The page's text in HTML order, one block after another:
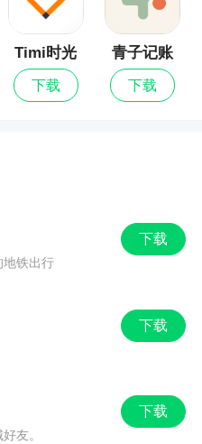
Timi时光
记账
下载
青子记账
下载
下载
地铁出行
下载
下载
友。